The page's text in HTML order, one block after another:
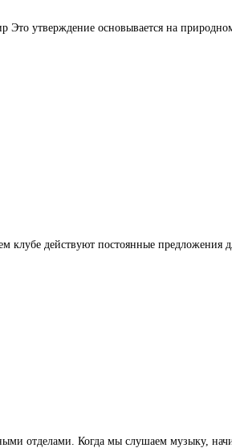
Это утверждение основывается на
действуют постоянные
отделами. Когда мы слушаем музыку,